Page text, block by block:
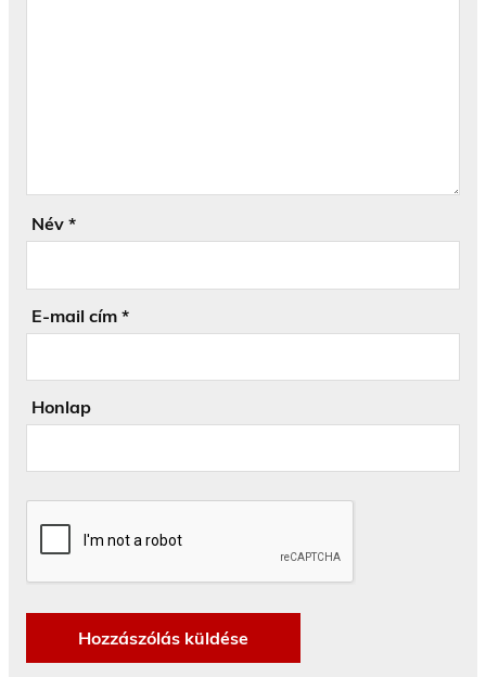
Név *
E-mail cím *
Honlap